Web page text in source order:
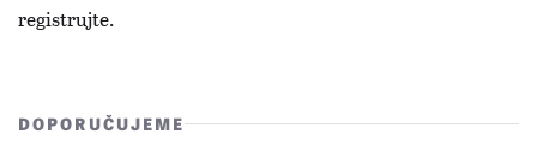
DOPORUČUJEME